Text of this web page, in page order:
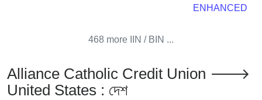
ENHANCED
468 more IIN / BIN ...
Alliance Catholic Credit Union 🡒
United States : দেশ